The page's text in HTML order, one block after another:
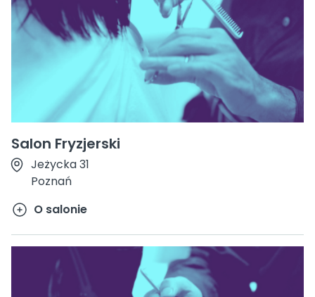
Salon Fryzjerski
Jeżycka 31
Poznań
O salonie